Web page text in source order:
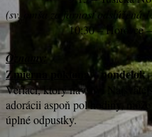
(sv. omša za farnosť odslúžená
10:30 – Horovce
Oznamy:
Zmierna poklona– pondelok
Veriaci, ktorý navštívi
adorácii aspoň pol hodiny,
úplné odpustky.